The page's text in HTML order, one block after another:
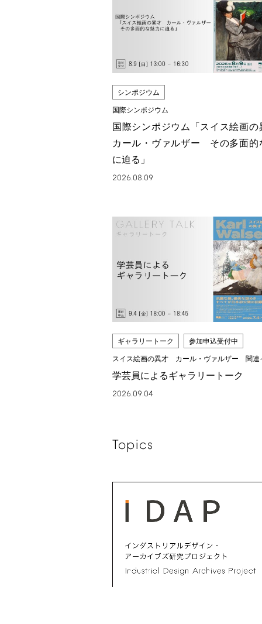
シンポジウム
国際シンポジウム
国際シンポジウム「スイス絵画
カール・ヴァルザー その多面的
に迫る」
2026.08.09
ギャラリートーク 参加申込受付中
スイス絵画の異才 カール・ヴァルザー 関連
学芸員によるギャラリートーク
2026.09.04
Topics